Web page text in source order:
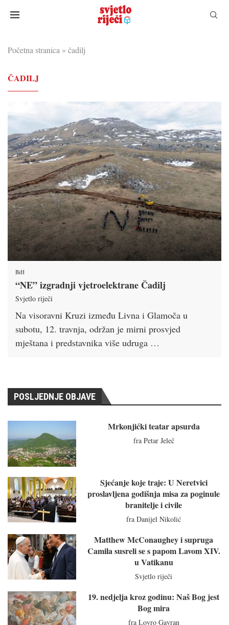
Početna stranica » čadilj
ČADILJ
BiH
“NE” izgradnji vjetroelektrane Čadilj
Svjetlo riječi
Na visoravni Kruzi između Livna i Glamoča u
subotu, 12. travnja, održan je mirni prosvjed
mještana i predstavnika više udruga …
POSLJEDNJE OBJAVE
Mrkonjićki teatar apsurda
fra Petar Jeleč
Sjećanje koje traje: U Neretvici
proslavljena godišnja misa za poginule
branitelje i civile
fra Danijel Nikolić
Matthew McConaughey i supruga
Camila susreli se s papom Lavom XIV.
u Vatikanu
Svjetlo riječi
19. nedjelja kroz godinu: Naš Bog jest
Bog mira
fra Lovro Gavran